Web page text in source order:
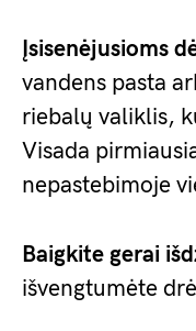
Įsisenėjusioms
vandens pasta
riebalų valiklis,
Visada
nepastebimoje
Baigkite gerai
išvengtumėte